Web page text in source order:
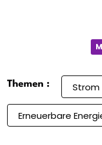
Themen : Strom
Erneuerbare